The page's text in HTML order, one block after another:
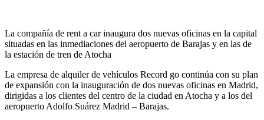
La compañía de rent a car inaugura dos nuevas oficinas en la capital
situadas en las inmediaciones del aeropuerto de Barajas y en las de
la estación de tren de Atocha
La empresa de alquiler de vehículos Record go continúa con su plan
de expansión con la inauguración de dos nuevas oficinas en Madrid,
dirigidas a los clientes del centro de la ciudad en Atocha y a los del
aeropuerto Adolfo Suárez Madrid – Barajas.